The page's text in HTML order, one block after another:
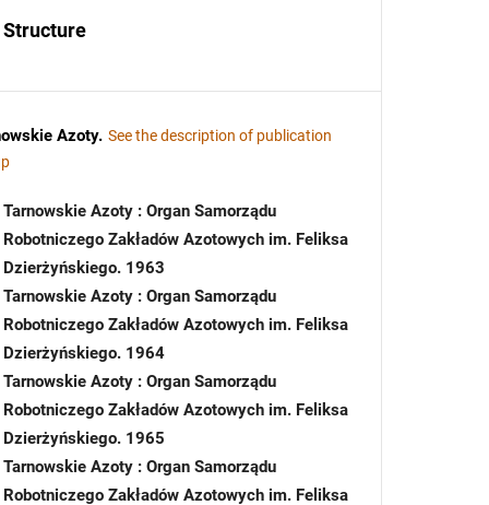
Structure
Azoty. See the description of publication
Tarnowskie Azoty : Organ Samorządu
Robotniczego Zakładów Azotowych im. Feliksa
Dzierżyńskiego. 1963
Tarnowskie Azoty : Organ Samorządu
Robotniczego Zakładów Azotowych im. Feliksa
Dzierżyńskiego. 1964
Tarnowskie Azoty : Organ Samorządu
Robotniczego Zakładów Azotowych im. Feliksa
Dzierżyńskiego. 1965
Tarnowskie Azoty : Organ Samorządu
Robotniczego Zakładów Azotowych im. Feliksa